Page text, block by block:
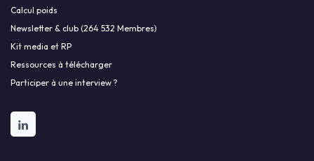
Calcul poids
Newsletter & club (264 532 Membres)
Kit media et RP
Ressources à télécharger
Participer à une interview ?